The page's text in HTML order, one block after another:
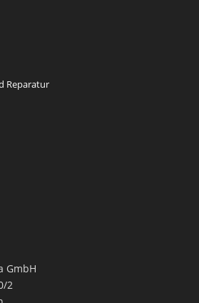
Reparatur
GmbH
2